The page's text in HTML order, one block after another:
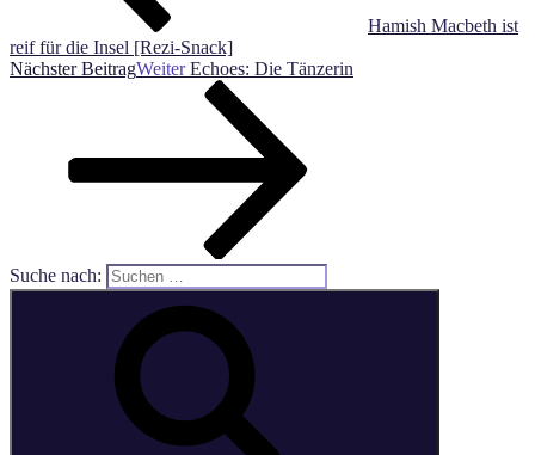
Hamish Macbeth ist
reif für die Insel [Rezi-Snack]
Nächster BeitragWeiter Echoes: Die Tänzerin
Suche nach: